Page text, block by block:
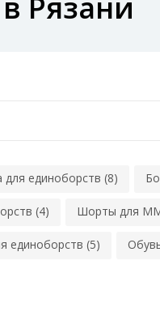
для единоборств (8)
(4) Шорты для
единоборств (5)